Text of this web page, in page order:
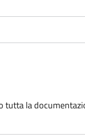
tutta la